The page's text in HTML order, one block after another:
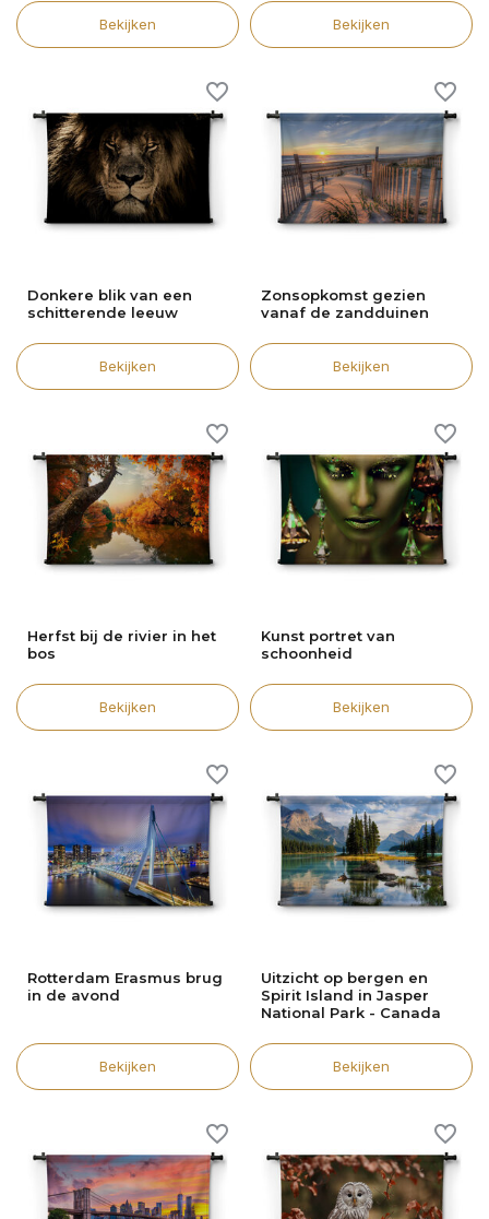
Bekijken Bekijken
Donkere blik van een
schitterende leeuw
Bekijken
Zonsopkomst gezien
vanaf de zandduinen
Bekijken
Herfst bij de rivier in het
bos
Bekijken
Kunst portret van
schoonheid
Bekijken
Rotterdam Erasmus brug
in de avond
Bekijken
Uitzicht op bergen en
Spirit Island in Jasper
National Park - Canada
Bekijken